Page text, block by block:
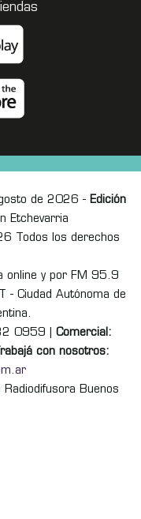
de 2026 - Edición
Etchevarria
Todos los derechos
online y por FM 95.9
- Ciudad Autónoma de
0959 | Comercial:
con nosotros:
Buenos